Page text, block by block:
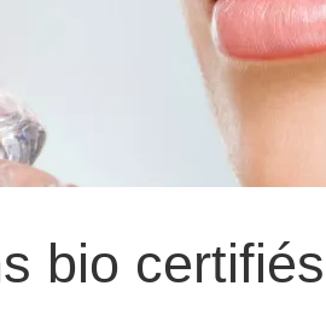
bio certifiés